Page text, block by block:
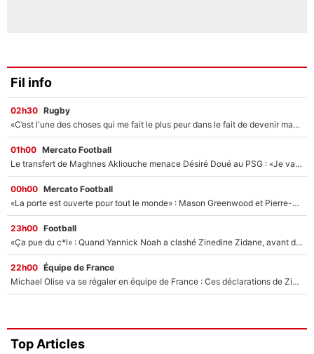
Fil info
02h30 Rugby
«C’est l'une des choses qui me fait le plus peur dans le fait de devenir maman» : En couple avec Antoine Dupont, Iris Mittenaere s'inquiète déjà pour ses futurs enfants !
01h00 Mercato Football
Le transfert de Maghnes Akliouche menace Désiré Doué au PSG : «Je valide à 200%»
00h00 Mercato Football
«La porte est ouverte pour tout le monde» : Mason Greenwood et Pierre-Emerick Aubameyang ont quitté l'OM, Amine Gouiri balance sur la suite du mercato et sur la réaction du vestiaire !
23h00 Football
«Ça pue du c*l» : Quand Yannick Noah a clashé Zinedine Zidane, avant de se faire recadrer par le nouveau sélectionneur de l'équipe de France !
22h00 Équipe de France
Michael Olise va se régaler en équipe de France : Ces déclarations de Zinedine Zidane qui prouvent qu'il va tout miser sur la star du Bayern Munich !
Top Articles